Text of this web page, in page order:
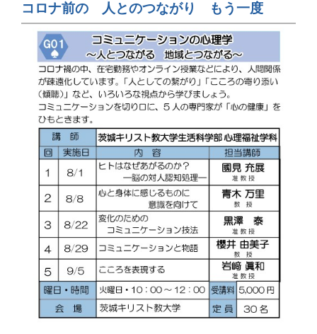
コロナ前の 人とのつながり もう一度